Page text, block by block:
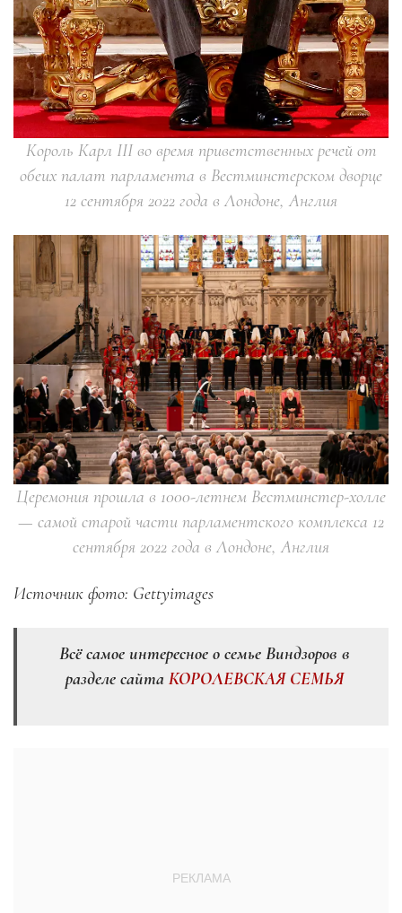
Король Карл III во время приветственных речей от
обеих палат парламента в Вестминстерском дворце
12 сентября 2022 года в Лондоне, Англия
Церемония прошла в 1000-летнем Вестминстер-холле
— самой старой части парламентского комплекса 12
сентября 2022 года в Лондоне, Англия
Источник фото: Gettyimages
Всё самое интересное о семье Виндзоров в
разделе сайта КОРОЛЕВСКАЯ СЕМЬЯ